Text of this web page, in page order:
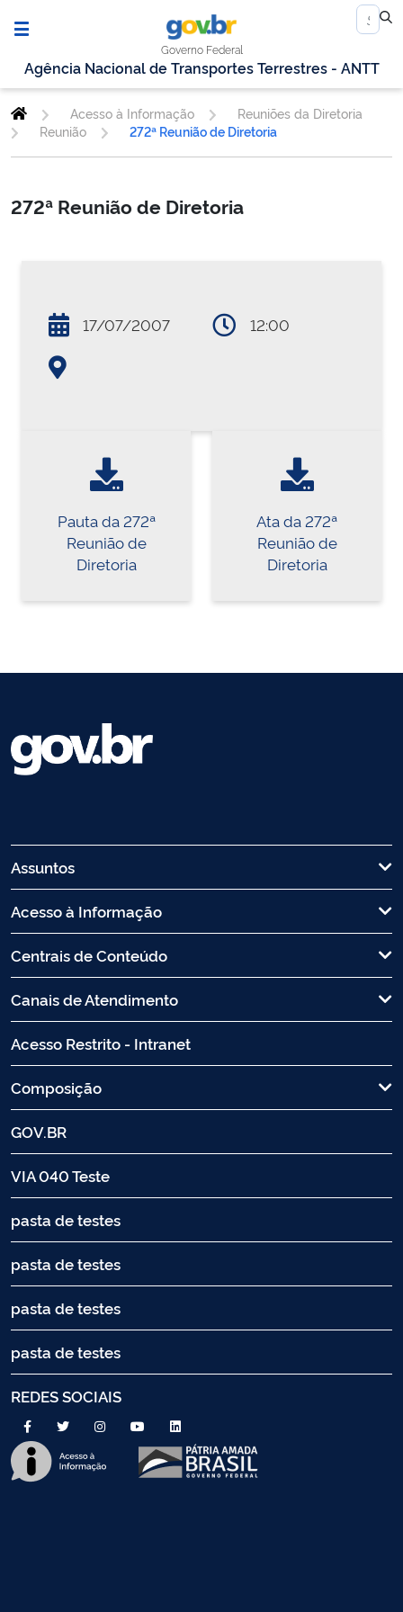
Governo Federal
Agência Nacional de Transportes Terrestres - ANTT
Acesso à Informação
Reuniões da Diretoria
Reunião
272ª Reunião de Diretoria
272ª Reunião de Diretoria
17/07/2007 12:00
Pauta da 272ª
Reunião de
Diretoria
Ata da 272ª
Reunião de
Diretoria
Assuntos
Acesso à Informação
Centrais de Conteúdo
Canais de Atendimento
Acesso Restrito - Intranet
Composição
GOV.BR
VIA 040 Teste
pasta de testes
pasta de testes
pasta de testes
pasta de testes
REDES SOCIAIS